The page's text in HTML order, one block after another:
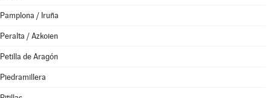
Pamplona / Iruña
Peralta / Azkoien
Petilla de Aragón
Piedramillera